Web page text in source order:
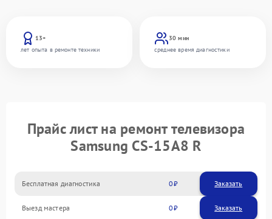
13+
лет опыта в ремонте техники
30 мин
среднее время диагностики
Прайс лист на ремонт телевизора
Samsung CS-15A8 R
Бесплатная диагностика 0 Заказать
Выезд мастера 0 Заказать